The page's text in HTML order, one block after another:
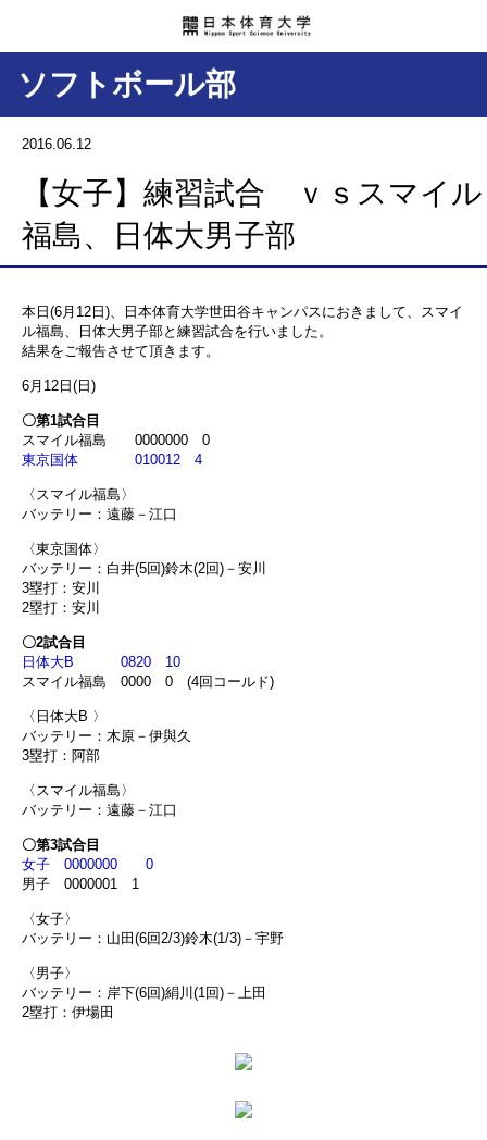
ソフトボール部
2016.06.12
【女子】練習試合 ｖｓスマイル
福島、日体大男子部
本日(6月12日)、日本体育大学世田谷キャンパスにおきまして、スマイ
ル福島、日体大男子部と練習試合を行いました。
結果をご報告させて頂きます。
6月12日(日)
〇第1試合目
スマイル福島 0000000 0
東京国体 010012 4
〈スマイル福島〉
バッテリー：遠藤－江口
〈東京国体〉
バッテリー：白井(5回)鈴木(2回)－安川
3塁打：安川
2塁打：安川
〇2試合目
日体大B 0820 10
スマイル福島 0000 0 (4回コールド)
〈日体大B 〉
バッテリー：木原－伊與久
3塁打：阿部
〈スマイル福島〉
バッテリー：遠藤－江口
〇第3試合目
女子 0000000 0
男子 0000001 1
〈女子〉
バッテリー：山田(6回2/3)鈴木(1/3)－宇野
〈男子〉
バッテリー：岸下(6回)絹川(1回)－上田
2塁打：伊場田